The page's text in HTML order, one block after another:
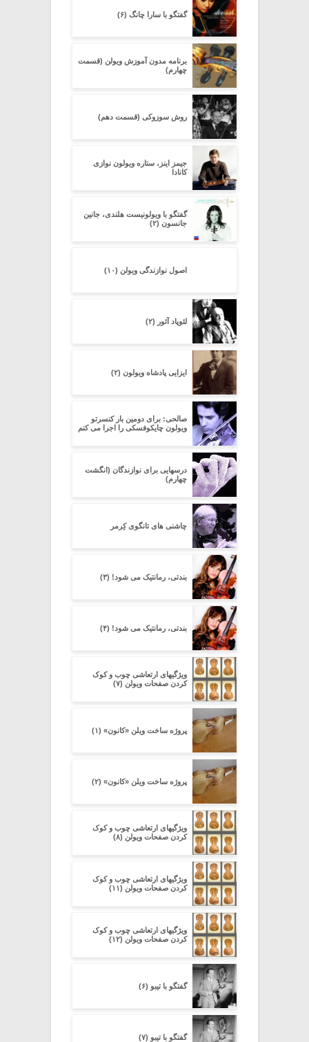
گفتگو با سارا چانگ (۶)
برنامه مدون آموزش ویولن (قسمت
چهارم)
روش سوزوکی (قسمت دهم)
جیمز اینز، ستاره ویولون نوازی
کانادا
گفتگو با ویولونیست هلندی، جانین
جانسون (۲)
اصول نوازندگی ویولن (۱۰)
لئوپاد آئور (۲)
ایزایی پادشاه ویولون (۲)
صالحی: برای دومین بار کنسرتو
ویولون چایکوفسکی را اجرا می کنم
درسهایی برای نوازندگان (انگشت
چهارم)
چاشنی های تانگوی کِرِمر
بندتی، رمانتیک می شود! (۳)
بندتی، رمانتیک می شود! (۴)
ویژگیهای ارتعاشی چوب و کوک
کردن صفحات ویولن (۷)
پروژه ساخت ویلن «کانون» (۱)
پروژه ساخت ویلن «کانون» (۲)
ویژگیهای ارتعاشی چوب و کوک
کردن صفحات ویولن (۸)
ویژگیهای ارتعاشی چوب و کوک
کردن صفحات ویولن (۱۱)
ویژگیهای ارتعاشی چوب و کوک
کردن صفحات ویولن (۱۲)
گفتگو با تیبو (۶)
گفتگو با تیبو (۷)